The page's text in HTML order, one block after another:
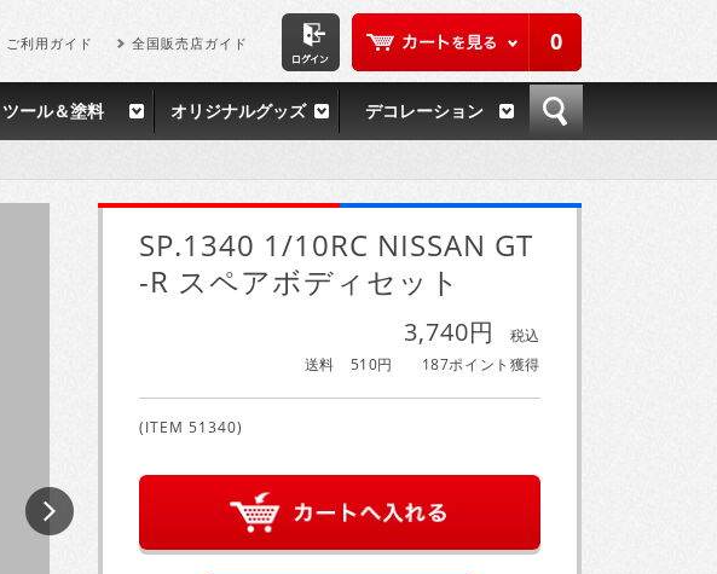
0
ご利用ガイド 全国販売店ガイド
ツール＆塗料 オリジナルグッズ デコレーション
SP.1340 1/10RC NISSAN GT
-R スペアボディセット
3,740円
税込
送料 510円
187ポイント獲得
(ITEM 51340)